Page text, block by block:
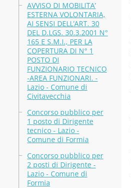
AVVISO DI MOBILITA’
ESTERNA VOLONTARIA,
AI SENSI DELL’ART. 30
DEL D.LGS. 30.3.2001 N°
165 E S.M.I., PER LA
COPERTURA DI N° 1
POSTO DI
FUNZIONARIO TECNICO
-AREA FUNZIONARI. -
Lazio - Comune di
Civitavecchia
Concorso pubblico per
1 posto di Dirigente
tecnico - Lazio -
Comune di Formia
Concorso pubblico per
2 posti di Dirigente -
Lazio - Comune di
Formia